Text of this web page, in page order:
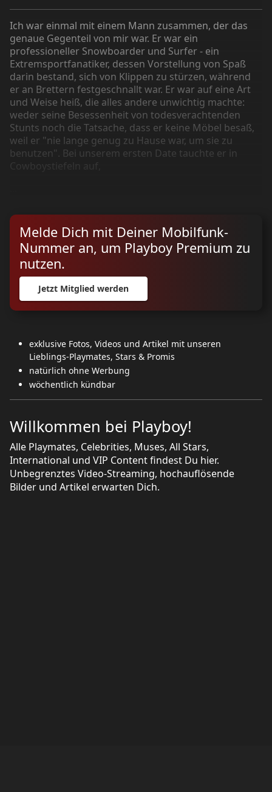
Ich war einmal mit einem Mann zusammen, der das
genaue Gegenteil von mir war. Er war ein
professioneller Snowboarder und Surfer - ein
Extremsportfanatiker, dessen Vorstellung von Spaß
darin bestand, sich von Klippen zu stürzen, während
er an Brettern festgeschnallt war. Er war auf eine Art
und Weise heiß, die alles andere unwichtig machte:
weder seine Besessenheit von todesverachtenden
Stunts noch die Tatsache, dass er keine Möbel besaß,
weil er "nie lange genug zu Hause war, um sie zu
benutzen". Bei unserem ersten Date tauchte er in
Melde Dich mit Deiner Mobilfunk-
Nummer an, um Playboy Premium zu
nutzen.
Jetzt Mitglied werden
exklusive Fotos, Videos und Artikel mit unseren
Lieblings-Playmates, Stars & Promis
natürlich ohne Werbung
wöchentlich kündbar
Willkommen bei Playboy!
Alle Playmates, Celebrities, Muses, All Stars,
International und VIP Content findest Du hier.
Unbegrenztes Video-Streaming, hochauflösende
Bilder und Artikel erwarten Dich.